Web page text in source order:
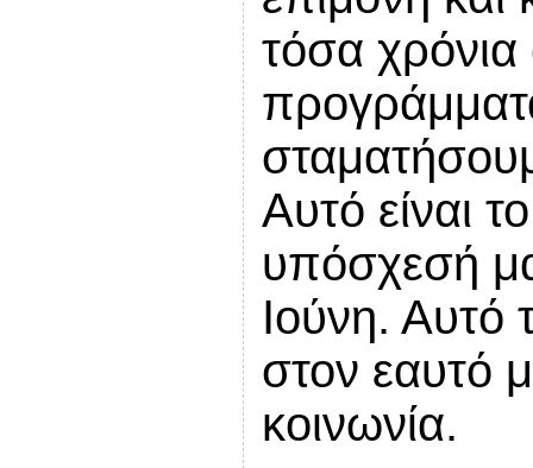
τόσα
Αυτό είναι
υπόσχεσή
Ιούνη. Αυτό
στον εαυτό
κοινωνία.